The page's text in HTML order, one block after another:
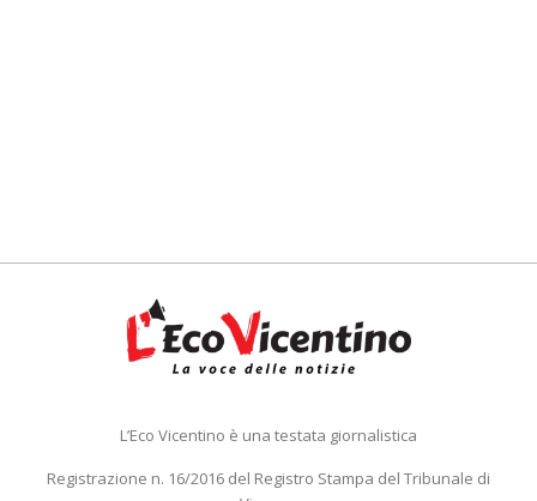
L’Eco Vicentino è una testata giornalistica
Registrazione n. 16/2016 del Registro Stampa del Tribunale di